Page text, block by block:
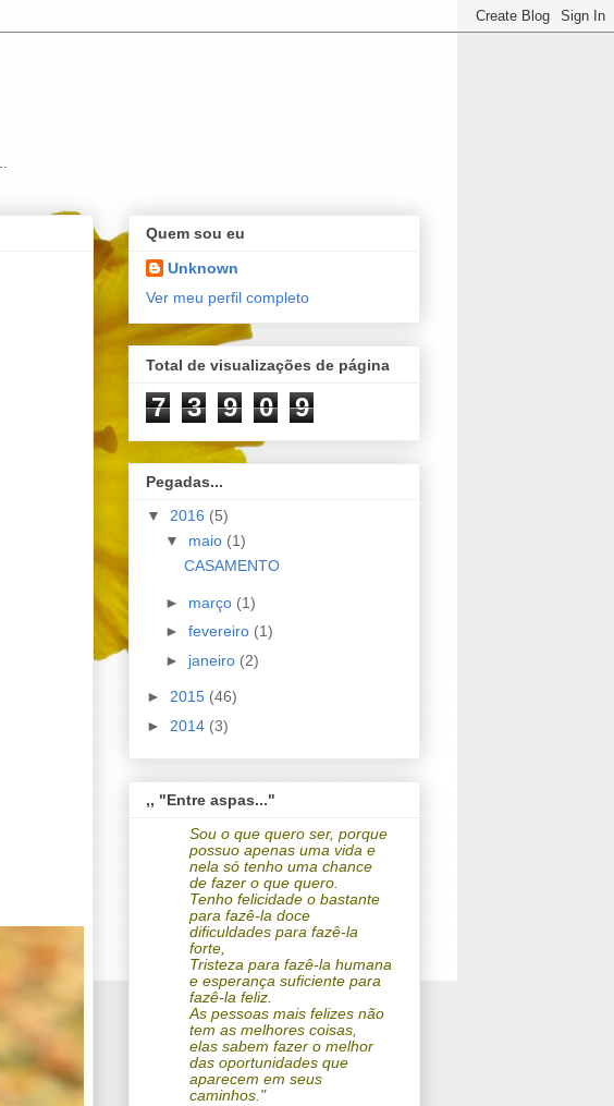
Quem sou eu
Unknown
Ver meu perfil completo
Total de visualizações de página
7 3 9 0 9
Pegadas...
▼ 2016 (5)
▼ maio (1)
CASAMENTO
► março (1)
► fevereiro (1)
► janeiro (2)
► 2015 (46)
► 2014 (3)
,, "Entre aspas..."
Sou o que quero ser, porque
possuo apenas uma vida e
nela só tenho uma chance
de fazer o que quero.
Tenho felicidade o bastante
para fazê-la doce
dificuldades para fazê-la
forte,
Tristeza para fazê-la humana
e esperança suficiente para
fazê-la feliz.
As pessoas mais felizes não
tem as melhores coisas,
elas sabem fazer o melhor
das oportunidades que
aparecem em seus
caminhos."